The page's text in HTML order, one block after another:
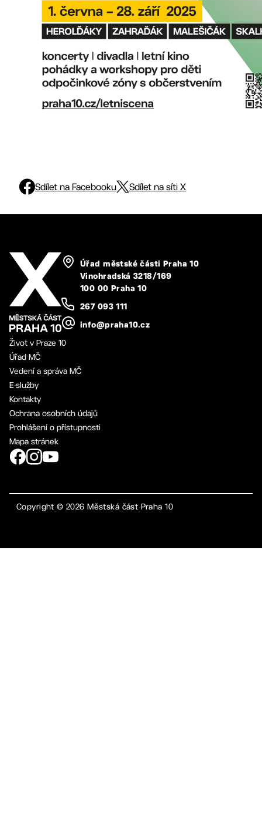
Sdílet na Facebooku Sdílet na síti X
Úřad městské části Praha 10
Vinohradská 3218/169
100 00 Praha 10
267 093 111
info@praha10.cz
Život v Praze 10
Úřad MČ
Vedení a správa MČ
E-služby
Kontakty
Ochrana osobních údajů
Prohlášení o přístupnosti
Mapa stránek
Copyright ©2026 Městská část Praha 10